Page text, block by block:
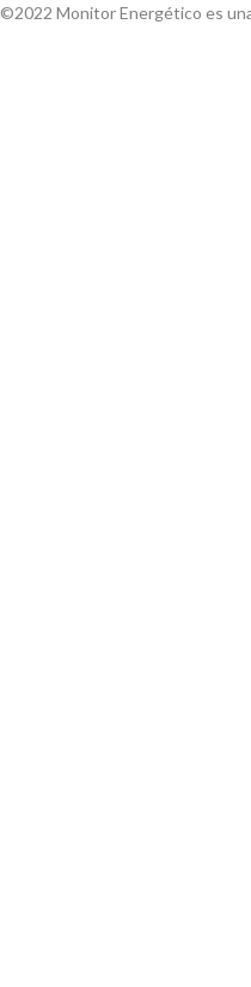
©2022 Monitor Energético es